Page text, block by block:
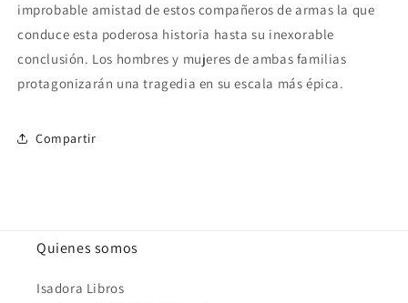
improbable amistad de estos compañeros de armas la que
conduce esta poderosa historia hasta su inexorable
conclusión. Los hombres y mujeres de ambas familias
protagonizarán una tragedia en su escala más épica.
Compartir
Quienes somos
Isadora Libros